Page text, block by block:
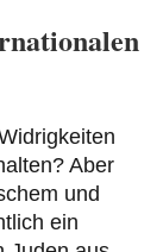
Aber
und
ein